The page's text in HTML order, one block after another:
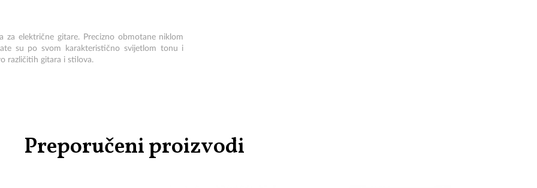
električne gitare. Precizno obmotane niklom
su po svom karakteristično svijetlom tonu i
različitih gitara i stilova.
Preporučeni proizvodi